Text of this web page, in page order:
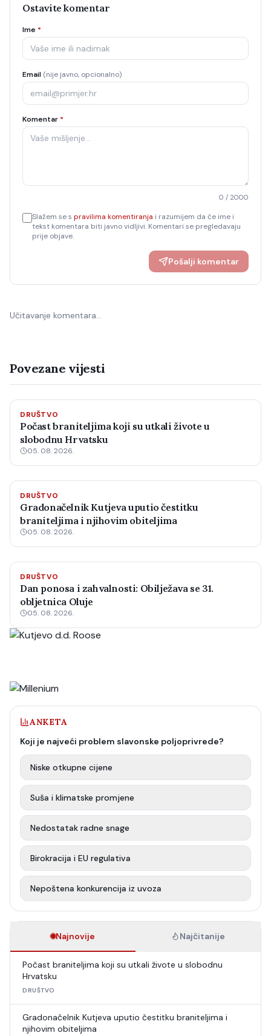
Ostavite komentar
Ime *
Email (nije javno, opcionalno)
Komentar *
0 / 2000
Slažem se s pravilima komentiranja i razumijem da će ime i
tekst komentara biti javno vidljivi. Komentari se pregledavaju
prije objave.
Pošalji komentar
Učitavanje komentara…
Povezane vijesti
DRUŠTVO
Počast braniteljima koji su utkali živote u
slobodnu Hrvatsku
05. 08. 2026.
DRUŠTVO
Gradonačelnik Kutjeva uputio čestitku
braniteljima i njihovim obiteljima
05. 08. 2026.
DRUŠTVO
Dan ponosa i zahvalnosti: Obilježava se 31.
obljetnica Oluje
05. 08. 2026.
ANKETA
Koji je najveći problem slavonske poljoprivrede?
Niske otkupne cijene
Suša i klimatske promjene
Nedostatak radne snage
Birokracija i EU regulativa
Nepoštena konkurencija iz uvoza
Najnovije Najčitanije
Počast braniteljima koji su utkali živote u slobodnu
Hrvatsku
DRUŠTVO
Gradonačelnik Kutjeva uputio čestitku braniteljima i
njihovim obiteljima